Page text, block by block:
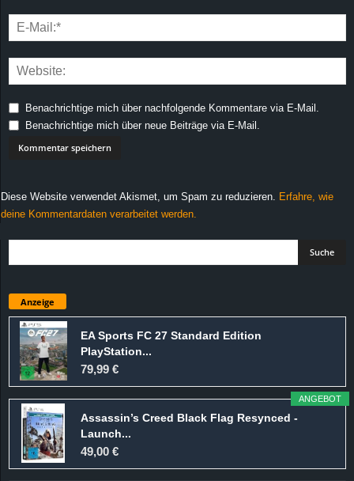
Benachrichtige mich über nachfolgende Kommentare via E-Mail.
Benachrichtige mich über neue Beiträge via E-Mail.
Diese Website verwendet Akismet, um Spam zu reduzieren. Erfahre, wie
deine Kommentardaten verarbeitet werden.
Anzeige
EA Sports FC 27 Standard Edition
PlayStation...
79,99 €
ANGEBOT
Assassin’s Creed Black Flag Resynced -
Launch...
49,00 €